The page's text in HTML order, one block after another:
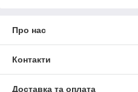
Про нас
Контакти
Доставка та оплата